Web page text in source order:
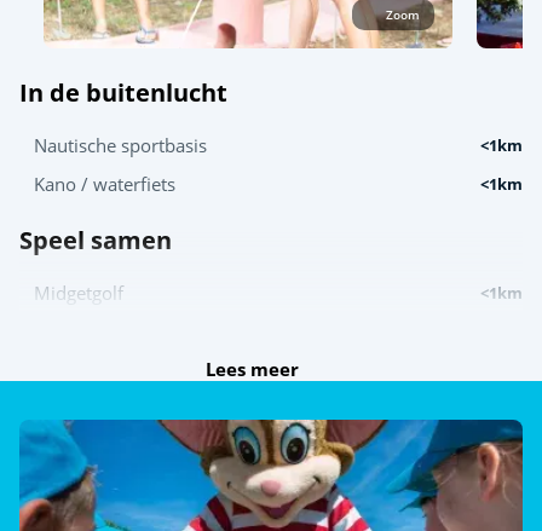
Zoom
In de buitenlucht
Nautische sportbasis <1km
Kano / waterfiets <1km
Speel samen
Midgetgolf <1km
Afleiding voor de kids
Speeltuin
Lees meer